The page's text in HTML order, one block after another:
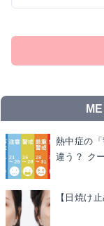
熱中症の
違う？ ク
【日焼け